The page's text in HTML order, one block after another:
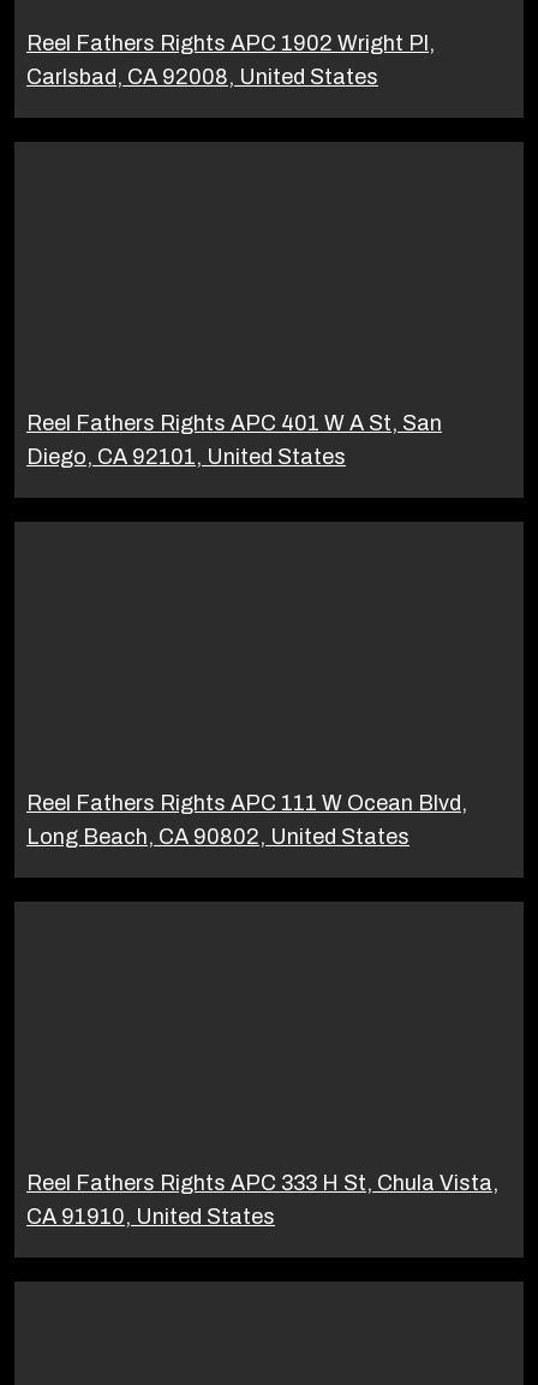
Reel Fathers Rights APC 1902 Wright Pl,
Carlsbad, CA 92008, United States
Reel Fathers Rights APC 401 W A St, San
Diego, CA 92101, United States
Reel Fathers Rights APC 111 W Ocean Blvd,
Long Beach, CA 90802, United States
Reel Fathers Rights APC 333 H St, Chula Vista,
CA 91910, United States